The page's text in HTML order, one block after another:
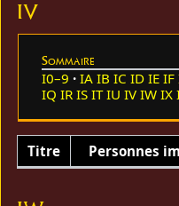
IV
Sommaire
I0–9 IA IB IC ID IE IF
IQ IR IS IT IU IV IW IX
Titre Personnes